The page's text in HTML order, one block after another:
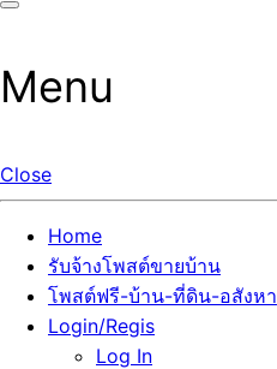
Menu
Close
Home
รับจ้างโพสต์ขายบ้าน
โพสต์ฟรี-บ้าน-ที่ดิน-อสังหา
Login/Regis
Log In